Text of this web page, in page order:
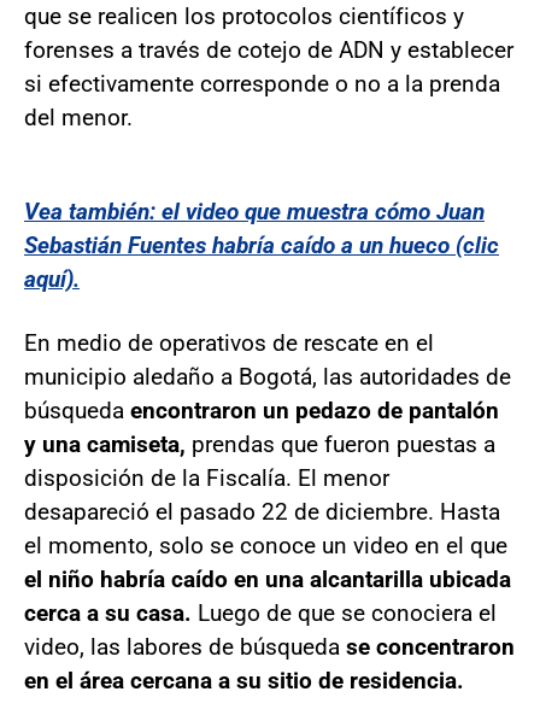
que se realicen los protocolos científicos y
forenses a través de cotejo de ADN y establecer
si efectivamente corresponde o no a la prenda
del menor.
Vea también: el video que muestra cómo Juan
Sebastián Fuentes habría caído a un hueco (clic
aquí).
En medio de operativos de rescate en el
municipio aledaño a Bogotá, las autoridades de
búsqueda encontraron un pedazo de pantalón
y una camiseta, prendas que fueron puestas a
disposición de la Fiscalía. El menor
desapareció el pasado 22 de diciembre. Hasta
el momento, solo se conoce un video en el que
el niño habría caído en una alcantarilla ubicada
cerca a su casa. Luego de que se conociera el
video, las labores de búsqueda se concentraron
en el área cercana a su sitio de residencia.